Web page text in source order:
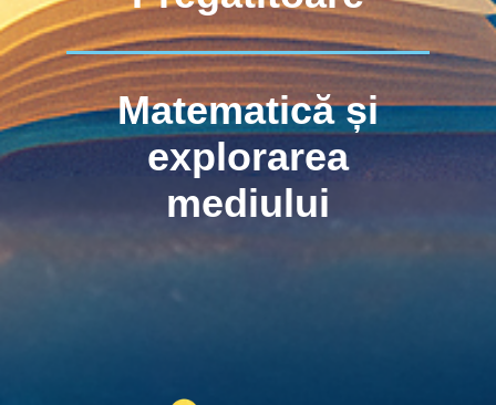
Matematică și
explorarea
mediului